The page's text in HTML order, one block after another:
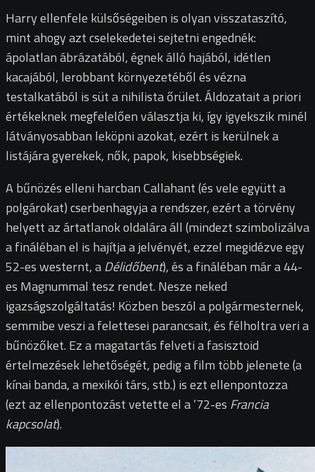
Harry ellenfele külsőségeiben is olyan visszataszító,
mint ahogy azt cselekedetei sejtetni engednék:
ápolatlan ábrázatából, égnek álló hajából, idétlen
kacajából, lerobbant környezetéből és vézna
testalkatából is süt a nihilista őrület. Áldozatait a priori
értékeknek megfelelően választja ki, így igyekszik minél
látványosabban leköpni azokat, ezért is kerülnek a
listájára gyerekek, nők, papok, kisebbségiek.
A bűnözés elleni harcban Callahant (és vele együtt a
polgárokat) cserbenhagyja a rendszer, ezért a törvény
helyett az ártatlanok oldalára áll (mindezt szimbolizálva
a fináléban el is hajítja a jelvényét, ezzel megidézve egy
52-es westernt, aDélidőbent), és a fináléban már a 44-
es Magnummal tesz rendet. Nesze neked
igazságszolgáltatás! Közben beszól a polgármesternek,
semmibe veszi a felettesei parancsait, és félholtra veri a
bűnözőket. Ez a magatartás felveti a fasisztoid
értelmezések lehetőségét, pedig a film több jelenete (a
kínai banda, a mexikói társ, stb.) is ezt ellenpontozza
(ezt az ellenpontozást vetette el a ’72-es Francia
kapcsolat).